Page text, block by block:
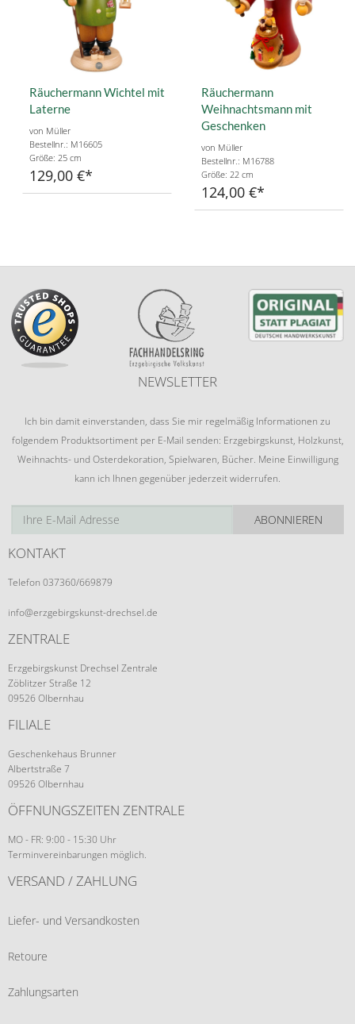
Räuchermann Wichtel mit
Laterne
von Müller
Bestellnr.: M16605
Größe: 25 cm
129,00 €
Räuchermann
Weihnachtsmann mit
Geschenken
von Müller
Bestellnr.: M16788
Größe: 22 cm
124,00 €
NEWSLETTER
Ich bin damit einverstanden, dass Sie mir regelmäßig Informationen zu
folgendem Produktsortiment per E-Mail senden: Erzgebirgskunst, Holzkunst,
Weihnachts- und Osterdekoration, Spielwaren, Bücher. Meine Einwilligung
kann ich Ihnen gegenüber jederzeit widerrufen.
ABONNIEREN
KONTAKT
Telefon 037360/669879
info@erzgebirgskunst-drechsel.de
ZENTRALE
Erzgebirgskunst Drechsel Zentrale
Zöblitzer Straße 12
09526 Olbernhau
FILIALE
Geschenkehaus Brunner
Albertstraße 7
09526 Olbernhau
ÖFFNUNGSZEITEN ZENTRALE
MO - FR: 9:00 - 15:30 Uhr
Terminvereinbarungen möglich.
VERSAND / ZAHLUNG
Liefer- und Versandkosten
Retoure
Zahlungsarten